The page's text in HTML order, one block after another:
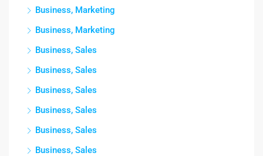
Business, Marketing
Business, Marketing
Business, Sales
Business, Sales
Business, Sales
Business, Sales
Business, Sales
Business, Sales